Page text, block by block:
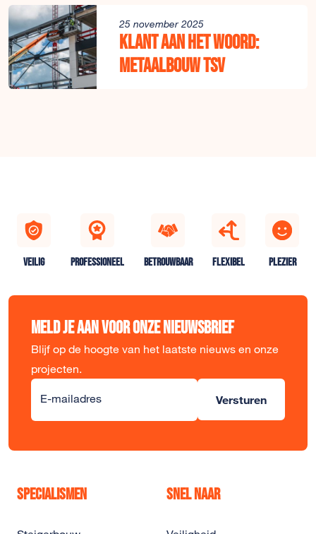
25 november 2025
Klant aan het woord:
Metaalbouw TSV
VEILIG PROFESSIONEEL BETROUWBAAR FLEXIBEL PLEZIER
Meld je aan voor onze nieuwsbrief
Blijf op de hoogte van het laatste nieuws en onze
projecten.
E-mailadres Versturen
Specialismen Snel naar